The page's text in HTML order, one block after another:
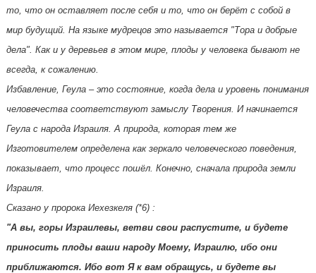
то, что он оставляет после себя и то, что он берёт с собой в
мир будущий. На языке мудрецов это называется "Тора и добрые
дела". Как и у деревьев в этом мире, плоды у человека бывают не
всегда, к сожалению.
Избавление, Геула – это состояние, когда дела и уровень понимания
человечества соответствуют замыслу Творения. И начинается
Геула с народа Израиля. А природа, которая тем же
Изготовителем определена как зеркало человеческого поведения,
показывает, что процесс пошёл. Конечно, сначала природа земли
Израиля.
Сказано y пророка Иеxезкеля (*6) :
"А вы, горы Израилевы, ветви свои распyстите, и бyдете
приносить плоды ваши народy Моемy, Израилю, ибо они
приближаются. Ибо вот Я к вам обращyсь, и бyдете вы